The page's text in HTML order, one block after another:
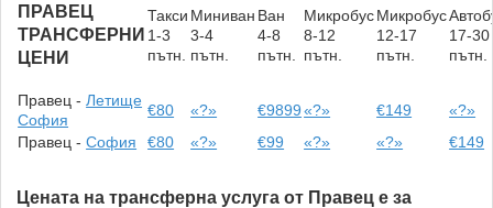
ПРАВЕЦ
ТРАНСФЕРНИ
ЦЕНИ
Такси
1-3
пътн.
Миниван
3-4
пътн.
Ван
4-8
пътн.
Микробус
8-12
пътн.
Микробус
12-17
пътн.
17-30
пътн.
Правец - Летище
София
€80 «?» €9899«?» €149
«?»
Правец -София €80 «?» €99 «?» «?» €149
Цената на трансферна услуга от Правец е за